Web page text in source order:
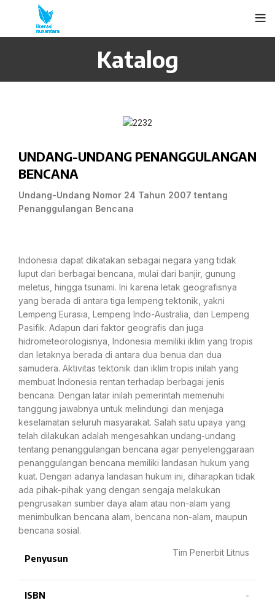
Katalog
UNDANG-UNDANG PENANGGULANGAN
BENCANA
Undang-Undang Nomor 24 Tahun 2007 tentang
Penanggulangan Bencana
Indonesia dapat dikatakan sebagai negara yang tidak
luput dari berbagai bencana, mulai dari banjir, gunung
meletus, hingga tsunami. Ini karena letak geografisnya
yang berada di antara tiga lempeng tektonik, yakni
Lempeng Eurasia, Lempeng Indo-Australia, dan Lempeng
Pasifik. Adapun dari faktor geografis dan juga
hidrometeorologisnya, Indonesia memiliki iklim yang tropis
dan letaknya berada di antara dua benua dan dua
samudera. Aktivitas tektonik dan iklim tropis inilah yang
membuat Indonesia rentan terhadap berbagai jenis
bencana. Dengan latar inilah pemerintah memenuhi
tanggung jawabnya untuk melindungi dan menjaga
keselamatan seluruh masyarakat. Salah satu upaya yang
telah dilakukan adalah mengesahkan undang-undang
tentang penanggulangan bencana agar penyelenggaraan
penanggulangan bencana memiliki landasan hukum yang
kuat. Dengan adanya landasan hukum ini, diharapkan tidak
ada pihak-pihak yang dengan sengaja melakukan
pengrusakan sumber daya alam atau non-alam yang
menimbulkan bencana alam, bencana non-alam, maupun
bencana sosial.
Penyusun
Tim Penerbit Litnus
ISBN -